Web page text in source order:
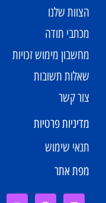
הצוות שלנו
מכתבי תודה
מחשבון מימוש זכויות
שאלות תשובות
צור קשר
מדיניות פרטיות
תנאי שימוש
מפת אתר